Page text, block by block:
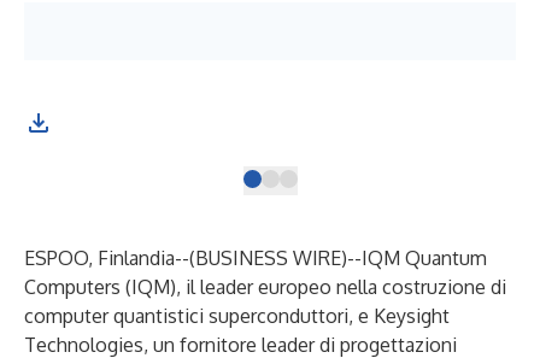
ESPOO, Finlandia--(BUSINESS WIRE)--IQM Quantum
Computers (IQM), il leader europeo nella costruzione di
computer quantistici superconduttori, e Keysight
Technologies, un fornitore leader di progettazioni